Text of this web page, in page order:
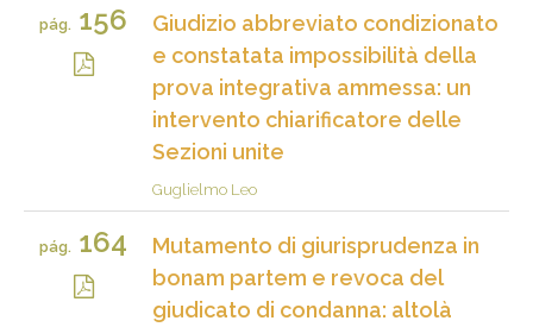
pág. 156
Giudizio abbreviato condizionato
e constatata impossibilità della
prova integrativa ammessa: un
intervento chiarificatore delle
Sezioni unite
Guglielmo Leo
pág. 164
Mutamento di giurisprudenza in
bonam partem e revoca del
giudicato di condanna: altolà